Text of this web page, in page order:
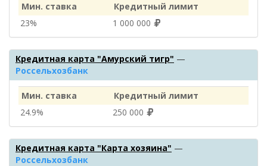
Мин. ставка
Кредитный лимит
23%
1 000 000
Кредитная карта "Амурский тигр" —
Россельхозбанк
Мин. ставка
Кредитный лимит
24.9%
250 000
Кредитная карта "Карта хозяина" —
Россельхозбанк